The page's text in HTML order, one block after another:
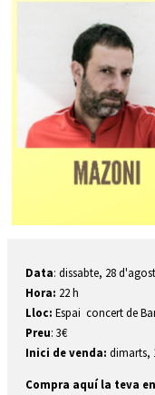
Data: dissabte, 28
Hora: 22 h
Lloc: Espai concert de
Preu: 3€
Inici de venda: dimarts,
Compra aquí la teva